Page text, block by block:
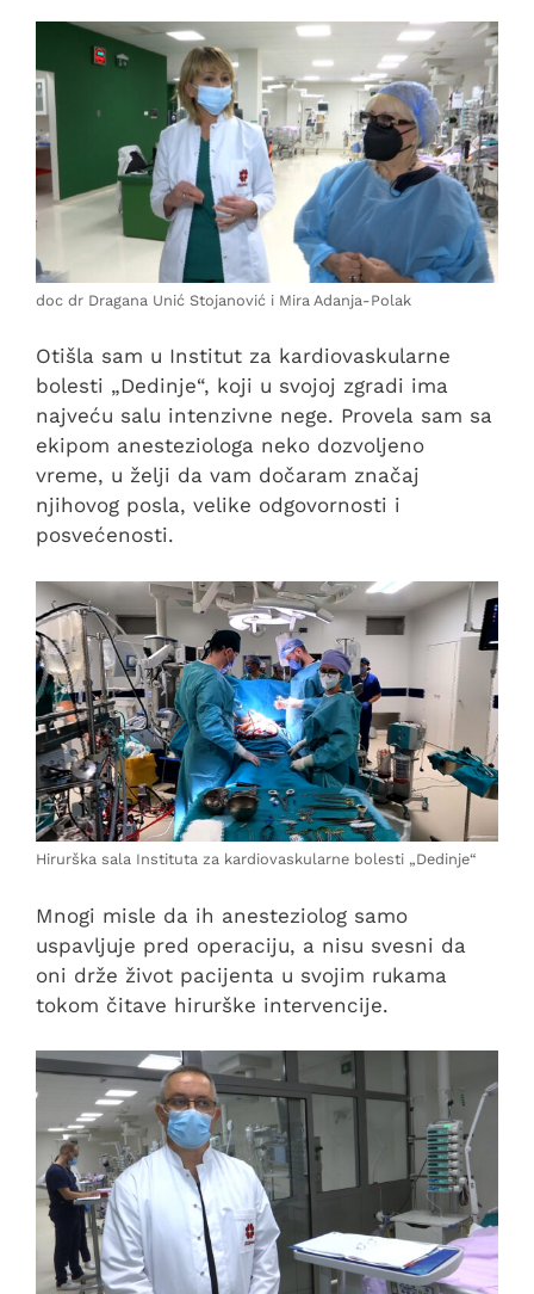
doc dr Dragana Unić Stojanović i Mira Adanja-Polak
Otišla sam u Institut za kardiovaskularne
bolesti „Dedinje“, koji u svojoj zgradi ima
najveću salu intenzivne nege. Provela sam sa
ekipom anesteziologa neko dozvoljeno
vreme, u želji da vam dočaram značaj
njihovog posla, velike odgovornosti i
posvećenosti.
Hirurška sala Instituta za kardiovaskularne bolesti „Dedinje“
Mnogi misle da ih anesteziolog samo
uspavljuje pred operaciju, a nisu svesni da
oni drže život pacijenta u svojim rukama
tokom čitave hirurške intervencije.